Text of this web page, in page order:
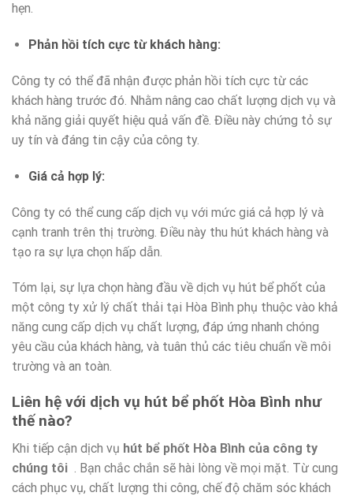
hẹn.
Phản hồi tích cực từ khách hàng:
Công ty có thể đã nhận được phản hồi tích cực từ các
khách hàng trước đó. Nhằm nâng cao chất lượng dịch vụ và
khả năng giải quyết hiệu quả vấn đề. Điều này chứng tỏ sự
uy tín và đáng tin cậy của công ty.
Giá cả hợp lý:
Công ty có thể cung cấp dịch vụ với mức giá cả hợp lý và
cạnh tranh trên thị trường. Điều này thu hút khách hàng và
tạo ra sự lựa chọn hấp dẫn.
Tóm lại, sự lựa chọn hàng đầu về dịch vụ hút bể phốt của
một công ty xử lý chất thải tại Hòa Bình phụ thuộc vào khả
năng cung cấp dịch vụ chất lượng, đáp ứng nhanh chóng
yêu cầu của khách hàng, và tuân thủ các tiêu chuẩn về môi
trường và an toàn.
Liên hệ với dịch vụ hút bể phốt Hòa Bình như
thế nào?
Khi tiếp cận dịch vụ hút bể phốt Hòa Bình của công ty
chúng tôi
. Bạn chắc chắn sẽ hài lòng về mọi mặt. Từ cung
cách phục vụ, chất lượng thi công, chế độ chăm sóc khách